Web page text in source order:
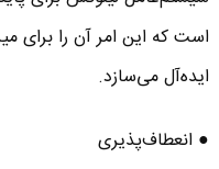
است که این امر آن را برای
ایده‌آل می‌سازد.
● انعطاف‌پذیری